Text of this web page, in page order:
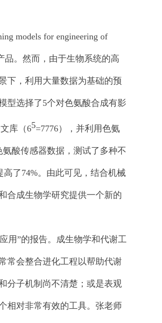
models for engineering of
品。然而，由于生物系统的高
下，利用大量数据为基础的预
型选择了5个对色氨酸合成有影
库（65=7776），并利用色氨
酸传感器数据，测试了多种不
了74%。由此可见，结合机械
合成生物学研究提供一个新的
用”的报告。成生物学和代谢工
常会整合进化工程以帮助代谢
分子机制尚不清楚；或是表观
相对非常有效的工具。张老师